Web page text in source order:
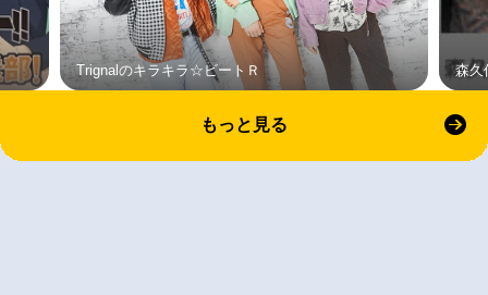
Trignalのキラキラ☆ビートＲ 森久
もっと見る